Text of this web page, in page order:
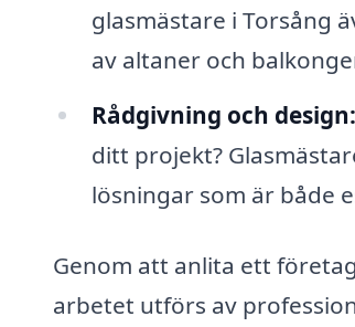
glasmästare i Torsång
av altaner och
Rådgivning och design:
ditt projekt?
lösningar som är både
Genom att anlita ett
arbetet utförs av